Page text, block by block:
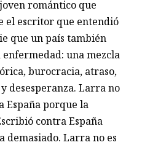
romántico que
el escritor que entendió
que un país también
enfermedad: una mezcla
burocracia, atraso,
desesperanza. Larra no
España porque la
contra España
demasiado. Larra no es